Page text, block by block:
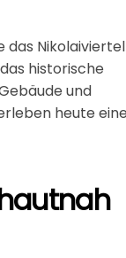
das
historische
und
heute eine